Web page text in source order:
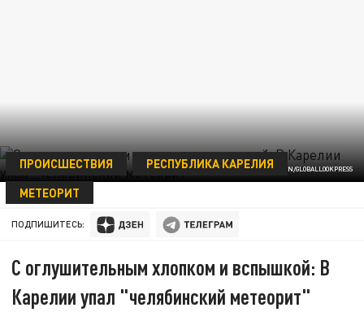
ФОТО: ANDREI LADYGIN/GLOBALLOOKPRESS
ПРОИСШЕСТВИЯ
РЕСПУБЛИКА КАРЕЛИЯ
МЕТЕОРИТ
21 ФЕВРАЛЯ 12:34
ПОДПИШИТЕСЬ:
С оглушительным хлопком и вспышкой: В
Карелии упал "челябинский метеорит"